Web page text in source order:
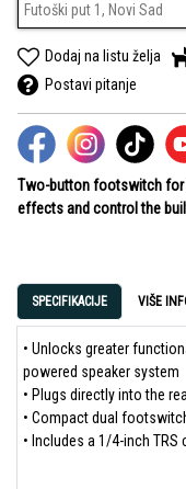
Futoški put 1, Novi Sad
Dodaj na listu želja
Postavi pitanje
Two-button footswitch for
effects and control the
SPECIFIKACIJE VIŠE
• Unlocks greater
powered speaker system
• Plugs directly into the
• Compact dual
• Includes a 1/4-inch TRS